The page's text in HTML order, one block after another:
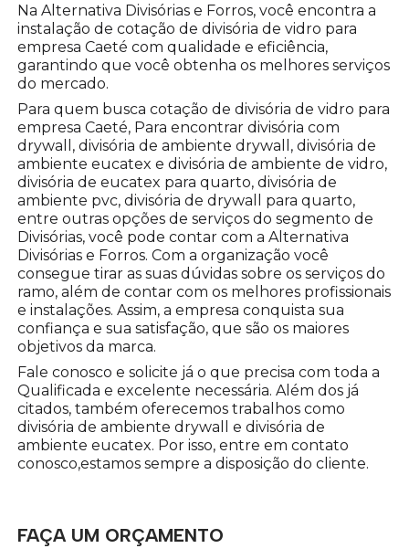
Na Alternativa Divisórias e Forros, você encontra a
instalação de cotação de divisória de vidro para
empresa Caeté com qualidade e eficiência,
garantindo que você obtenha os melhores serviços
do mercado.
Para quem busca cotação de divisória de vidro para
empresa Caeté, Para encontrar divisória com
drywall, divisória de ambiente drywall, divisória de
ambiente eucatex e divisória de ambiente de vidro,
divisória de eucatex para quarto, divisória de
ambiente pvc, divisória de drywall para quarto,
entre outras opções de serviços do segmento de
Divisórias, você pode contar com a Alternativa
Divisórias e Forros. Com a organização você
consegue tirar as suas dúvidas sobre os serviços do
ramo, além de contar com os melhores profissionais
e instalações. Assim, a empresa conquista sua
confiança e sua satisfação, que são os maiores
objetivos da marca.
Fale conosco e solicite já o que precisa com toda a
Qualificada e excelente necessária. Além dos já
citados, também oferecemos trabalhos como
divisória de ambiente drywall e divisória de
ambiente eucatex. Por isso, entre em contato
conosco,estamos sempre a disposição do cliente.
FAÇA UM ORÇAMENTO